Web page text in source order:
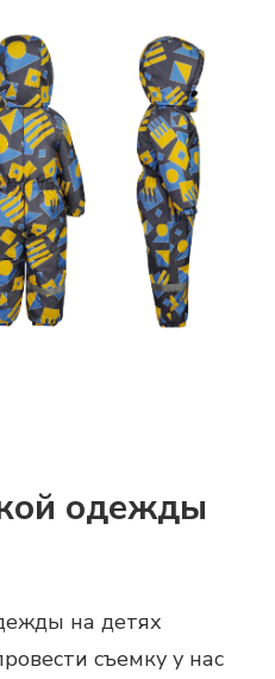
одежды
на детях
съемку у нас